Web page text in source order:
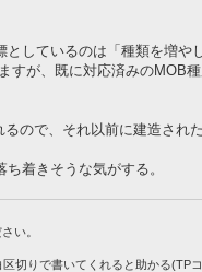
しているのは「種類を増や
が、既に対応済みのMOB
ので、それ以前に建造され
着きそうな気がする。
い。
切りで書いてくれると助かる(TP